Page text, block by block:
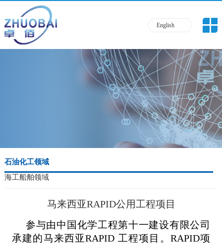
English
石油化工领域
海工船舶领域
马来西亚RAPID公用工程项目
参与由中国化学工程第十一建设有限公司
承建的马来西亚RAPID 工程项目。RAPID项